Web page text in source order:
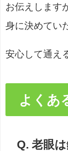
お伝えします
身に決めてい
安心して通え
よくあ
Q. 老眼